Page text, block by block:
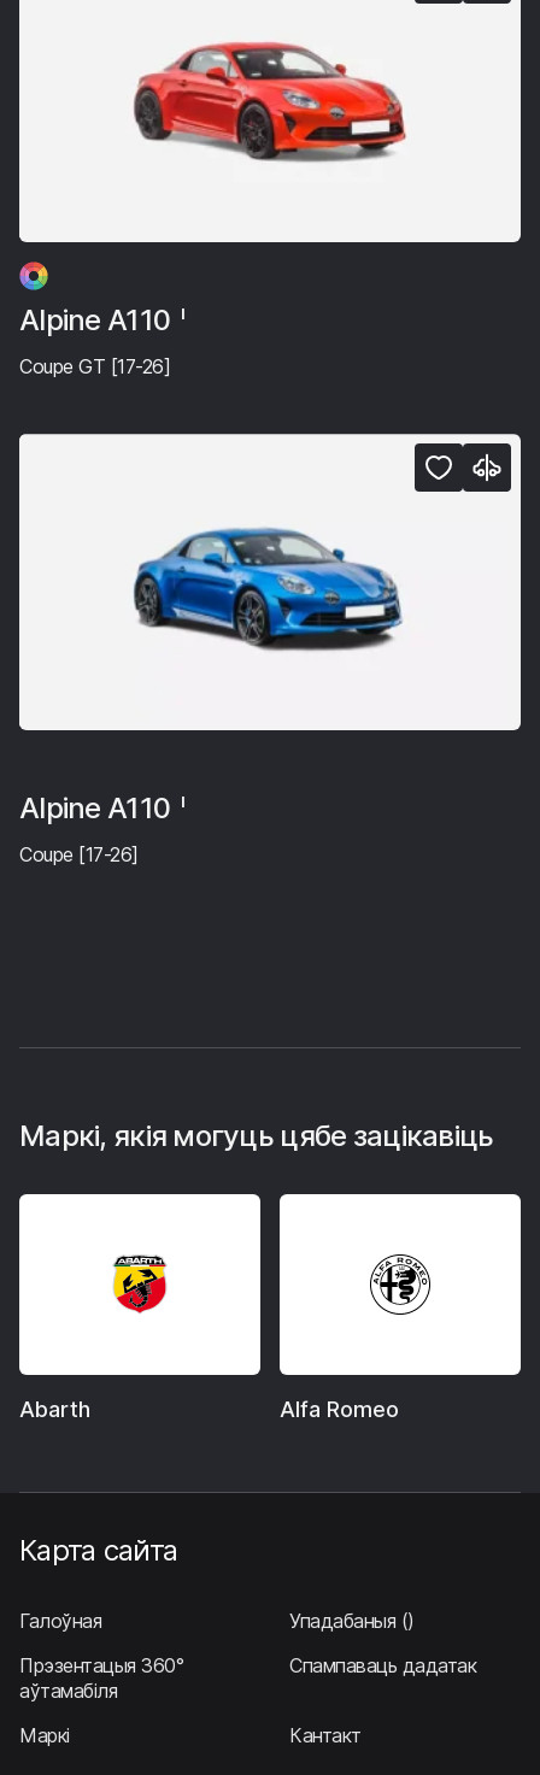
Alpine A110 I
Coupe GT [17-26]
Alpine A110 I
Coupe [17-26]
Маркі, якія могуць цябе зацікавіць
Abarth Alfa Romeo
Карта сайта
Галоўная Упадабаныя ()
Прэзентацыя 360°
аўтамабіля
Спампаваць дадатак
Маркі Кантакт